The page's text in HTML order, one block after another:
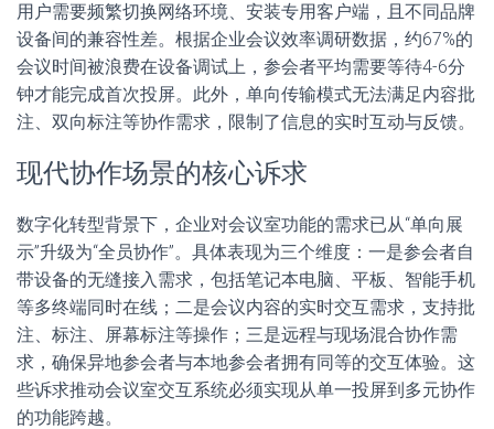
用户需要频繁切换网络环境、安装专用客户端，且不同品牌
设备间的兼容性差。根据企业会议效率调研数据，约67%的
会议时间被浪费在设备调试上，参会者平均需要等待4-6分
钟才能完成首次投屏。此外，单向传输模式无法满足内容批
注、双向标注等协作需求，限制了信息的实时互动与反馈。
现代协作场景的核心诉求
数字化转型背景下，企业对会议室功能的需求已从“单向展
示”升级为“全员协作”。具体表现为三个维度：一是参会者自
带设备的无缝接入需求，包括笔记本电脑、平板、智能手机
等多终端同时在线；二是会议内容的实时交互需求，支持批
注、标注、屏幕标注等操作；三是远程与现场混合协作需
求，确保异地参会者与本地参会者拥有同等的交互体验。这
些诉求推动会议室交互系统必须实现从单一投屏到多元协作
的功能跨越。